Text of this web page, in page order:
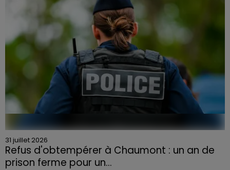
31 juillet 2026
Refus d'obtempérer à Chaumont : un an de
prison ferme pour un...